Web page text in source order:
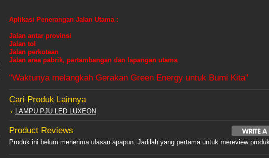
Aplikasi Penerangan Jalan Utama :
Jalan antar provinsi
Jalan tol
Jalan perkotaan
Jalan area pabrik, pertambangan dan lapangan utama
"Waktunya melangkah Gerakan Green Energy untuk Bumi Kita"
Cari Produk Lainnya
LAMPU PJU LED LUXEON
Product Reviews
Produk ini belum menerima ulasan apapun. Jadilah yang pertama untuk mereview